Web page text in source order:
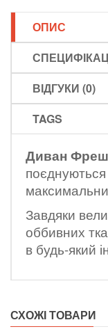
ОПИС
ВІДГУКИ (0)
TAGS
Диван Фреш
Завдяки
оббивних
в будь-який
СХОЖІ ТОВАРИ